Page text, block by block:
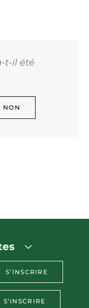
t-il été
NON
S’INSCRIRE
S’INSCRIRE